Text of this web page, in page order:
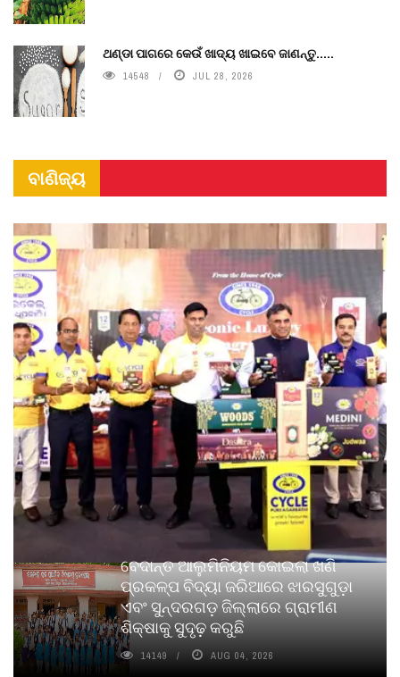
ଥଣ୍ଡା ପାଗରେ କେଉଁ ଖାଦ୍ୟ ଖାଇବେ ଜାଣନ୍ତୁ.....
14548 JUL 28, 2026
ବାଣିଜ୍ୟ
ବେଦାନ୍ତ ଆଲୁମିନିୟମ କୋଇଲା ଖଣି
ପ୍ରକଳ୍ପ ବିଦ୍ୟା ଜରିଆରେ ଝାରସୁଗୁଡ଼ା
ଏବଂ ସୁନ୍ଦରଗଡ଼ ଜିଲ୍ଲାରେ ଗ୍ରାମୀଣ
ଶିକ୍ଷାକୁ ସୁଦୃଢ଼ କରୁଛି
14149 AUG 04, 2026